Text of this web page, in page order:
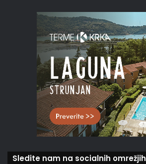
Sledite nam na socialnih omrežjih